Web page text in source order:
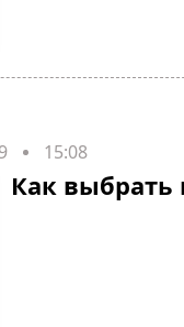
15:08
Как выбрать